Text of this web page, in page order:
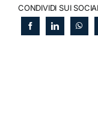
CONDIVIDI SUI